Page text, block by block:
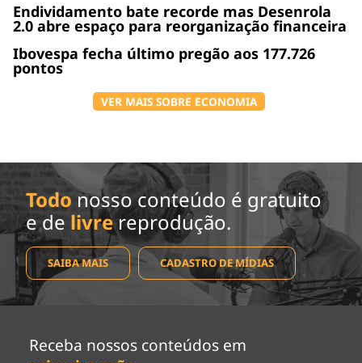
Endividamento bate recorde mas Desenrola
2.0 abre espaço para reorganização financeira
Ibovespa fecha último pregão aos 177.726
pontos
VER MAIS SOBRE ECONOMIA
Todo nosso conteúdo é gratuito
e de livrereprodução.
SAIBA MAIS CADASTRO DE MÍDIAS
Receba nossos conteúdos em